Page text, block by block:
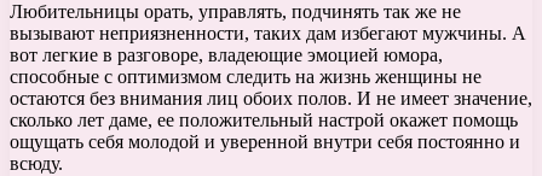
Любительницы орать, управлять, подчинять так же не
вызывают неприязненности, таких дам избегают мужчины. А
вот легкие в разговоре, владеющие эмоцией юмора,
способные с оптимизмом следить на жизнь женщины не
остаются без внимания лиц обоих полов. И не имеет значение,
сколько лет даме, ее положительный настрой окажет помощь
ощущать себя молодой и уверенной внутри себя постоянно и
всюду.